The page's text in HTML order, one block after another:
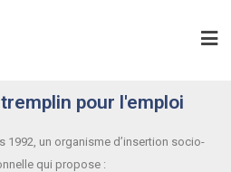
pour l'emploi
1992, un organisme d’insertion socio-
qui propose :